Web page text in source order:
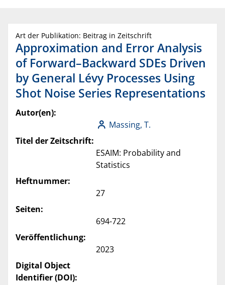
Art der Publikation: Beitrag in Zeitschrift
Approximation and Error Analysis
of Forward–Backward SDEs Driven
by General Lévy Processes Using
Shot Noise Series Representations
Autor(en):
Massing, T.
Titel der Zeitschrift:
ESAIM: Probability and
Statistics
Heftnummer:
27
Seiten:
694-722
Veröffentlichung:
2023
Digital Object
Identifier (DOI):